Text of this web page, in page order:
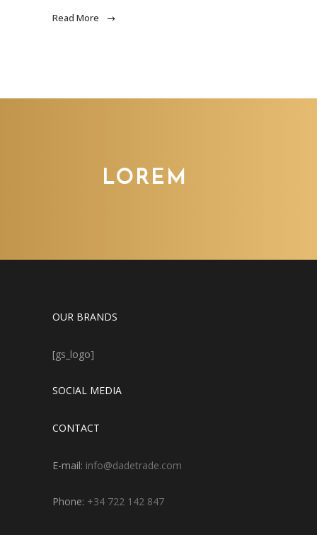
Read More
OUR BRANDS
[gs_logo]
SOCIAL MEDIA
CONTACT
E-mail: info@dadetrade.com
Phone: +34 722 142 847